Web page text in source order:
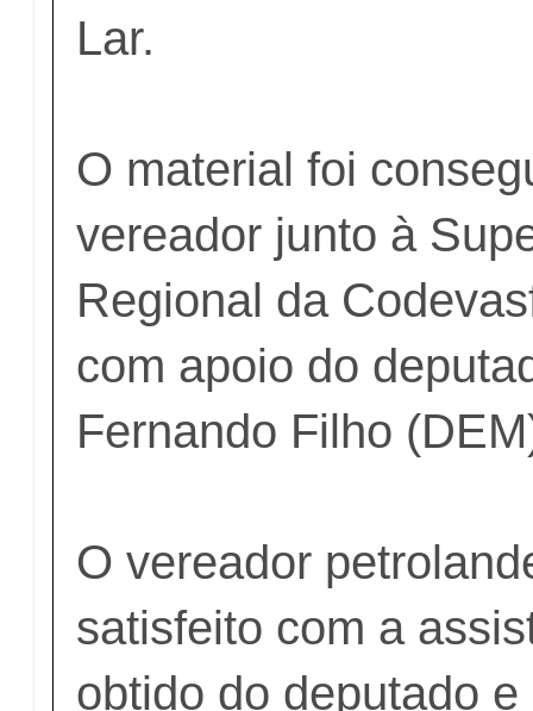
Lar.
O material foi
vereador junto à
Regional da
com apoio do
Fernando Filho
O vereador
satisfeito com a
obtido do deputado